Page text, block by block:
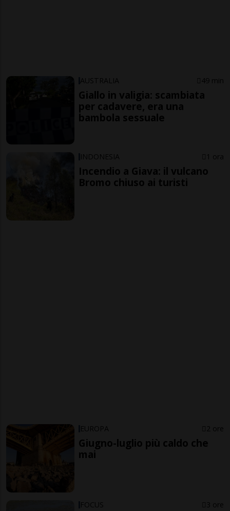
AUSTRALIA 49 min
Giallo in valigia: scambiata
per cadavere, era una
bambola sessuale
INDONESIA 1 ora
Incendio a Giava: il vulcano
Bromo chiuso ai turisti
EUROPA 2 ore
Giugno-luglio più caldo che
mai
FOCUS 3 ore